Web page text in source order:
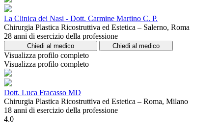
La Clinica dei Nasi - Dott. Carmine Martino C. P.
Chirurgia Plastica Ricostruttiva ed Estetica – Salerno, Roma
28 anni di esercizio della professione
Chiedi al medico Chiedi al medico
Visualizza profilo completo
Visualizza profilo completo
Dott. Luca Fracasso MD
Chirurgia Plastica Ricostruttiva ed Estetica – Roma, Milano
18 anni di esercizio della professione
4.0